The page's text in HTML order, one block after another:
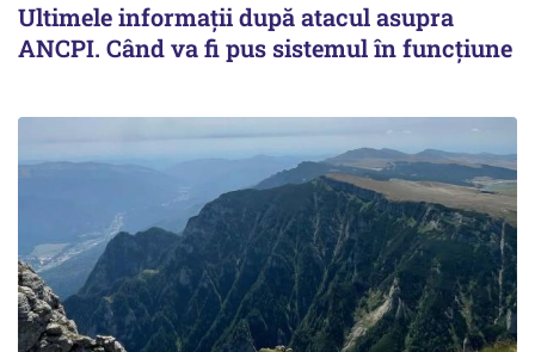
Ultimele informații după atacul asupra
ANCPI. Când va fi pus sistemul în funcțiune